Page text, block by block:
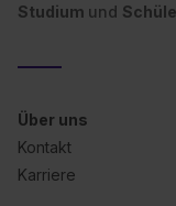
Studium und
Über uns
Kontakt
Karriere